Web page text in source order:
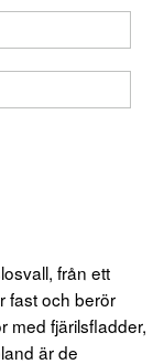
från ett
fast och berör
med fjärilsfladder,
är de